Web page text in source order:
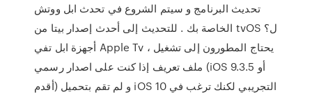
تحديث البرنامج و سيتم الشروع في تحدث ابل ووتش
الخاصة بك . للتحديث إلى أحدث إصدار بيتا من tvOS ل؟
أجهزة ابل تفي Apple Tv ، يحتاج المطورون إلى تشغيل
ملف تعريف إذا كنت على اصدار رسمي (iOS 9.3.5 أو
أقدم) و لم تقم بتحميل iOS 10 التجريبي لكنك ترغب في